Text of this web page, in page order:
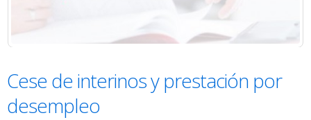
Cese de interinos y prestación por
desempleo